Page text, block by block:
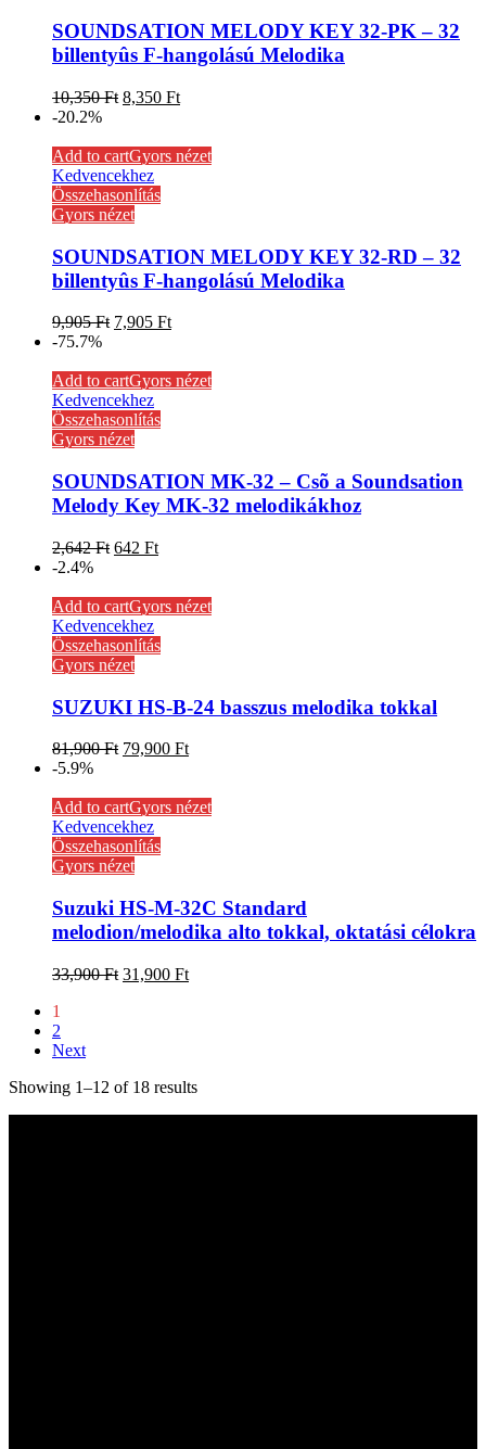
SOUNDSATION MELODY KEY 32-PK – 32
billentyûs F-hangolású Melodika
10,350Ft 8,350 Ft
-20.2%
Add to cartGyors nézet
Kedvencekhez
Összehasonlítás
Gyors nézet
SOUNDSATION MELODY KEY 32-RD – 32
billentyûs F-hangolású Melodika
9,905Ft 7,905 Ft
-75.7%
Add to cartGyors nézet
Kedvencekhez
Összehasonlítás
Gyors nézet
SOUNDSATION MK-32 – Csõ a Soundsation
Melody Key MK-32 melodikákhoz
2,642Ft 642 Ft
-2.4%
Add to cartGyors nézet
Kedvencekhez
Összehasonlítás
Gyors nézet
SUZUKI HS-B-24 basszus melodika tokkal
81,900Ft 79,900 Ft
-5.9%
Add to cartGyors nézet
Kedvencekhez
Összehasonlítás
Gyors nézet
Suzuki HS-M-32C Standard
melodion/melodika alto tokkal, oktatási célokra
33,900Ft 31,900 Ft
1
2
Next
Showing 1–12 of 18 results